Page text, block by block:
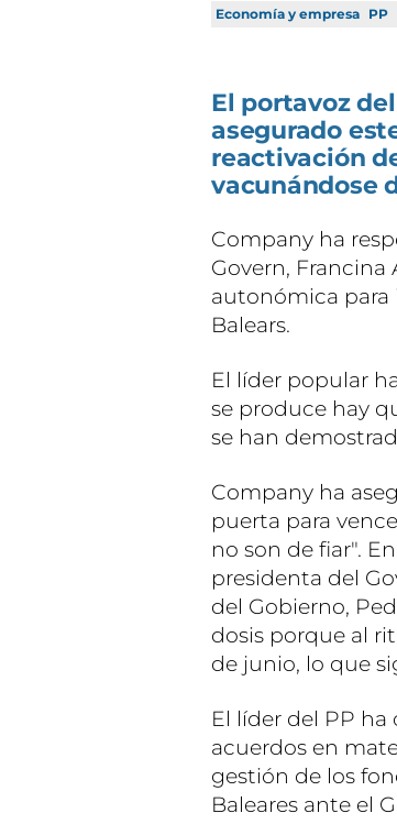
Economía y empresa PP
El portavoz
asegurado
reactivación
vacunándose
Company ha
Govern,
autonómica para
Balears.
El líder popular
se produce hay
se han
Company ha
puerta para
no son de fiar".
presidenta del
del Gobierno,
dosis porque al
de junio, lo que
El líder del PP
acuerdos en
gestión de los
Baleares ante el